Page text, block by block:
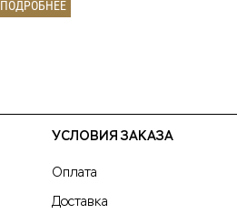
ПОДРОБНЕЕ
УСЛОВИЯ ЗАКАЗА
Оплата
Доставка